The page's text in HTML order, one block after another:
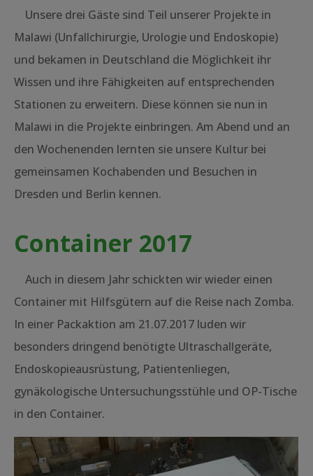
Unsere drei Gäste sind Teil unserer Projekte in
Malawi (Unfallchirurgie, Urologie und Endoskopie)
und bekamen in Deutschland die Möglichkeit ihr
Wissen und ihre Fähigkeiten auf entsprechenden
Stationen zu erweitern. Diese können sie nun in
Malawi in die Projekte einbringen. Am Abend und an
den Wochenenden lernten sie unsere Kultur bei
gemeinsamen Kochabenden und Besuchen in
Dresden und Berlin kennen.
Container 2017
Auch in diesem Jahr schickten wir wieder einen
Container mit Hilfsgütern auf die Reise nach Zomba.
In einer Packaktion am 21.07.2017 luden wir
besonders dringend benötigte Ultraschallgeräte,
Endoskopieausrüstung, Patientenliegen,
gynäkologische Untersuchungsstühle und OP-Tische
in den Container.